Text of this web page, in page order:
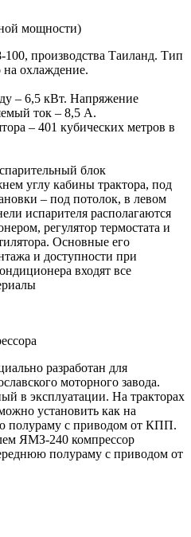
мощности)
производства Таиланд. Тип
на охлаждение.
– 6,5 кВт. Напряжение
ток – 8,5 А.
– 401 кубических метров в
блок
углу кабины трактора, под
– под потолок, в левом
испарителя располагаются
регулятор термостата и
Основные его
и доступности при
входят все
разработан для
моторного завода.
в эксплуатации. На тракторах
установить как на
полураму с приводом от КПП.
ЯМЗ-240 компрессор
полураму с приводом от